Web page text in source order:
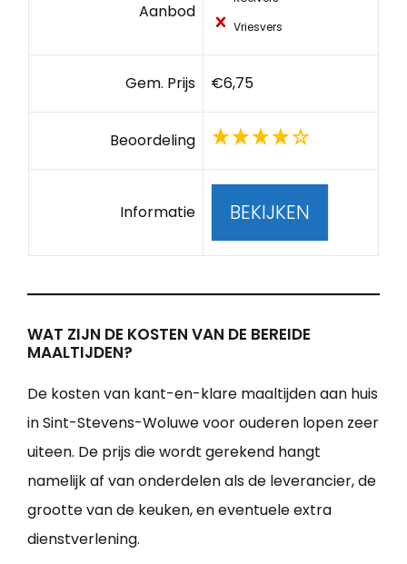
Aanbod
Vriesvers
Gem. Prijs €6,75
Beoordeling
Informatie BEKIJKEN
WAT ZIJN DE KOSTEN VAN DE BEREIDE
MAALTIJDEN?
De kosten van kant-en-klare maaltijden aan huis
in Sint-Stevens-Woluwe voor ouderen lopen zeer
uiteen. De prijs die wordt gerekend hangt
namelijk af van onderdelen als de leverancier, de
grootte van de keuken, en eventuele extra
dienstverlening.